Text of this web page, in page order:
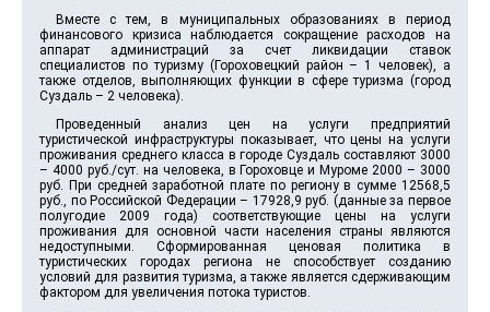
Вместе с тем, в муниципальных образованиях в период
финансового кризиса наблюдается сокращение расходов на
аппарат администраций за счет ликвидации ставок
специалистов по туризму (Гороховецкий район – 1 человек), а
также отделов, выполняющих функции в сфере туризма (город
Суздаль – 2 человека).
Проведенный анализ цен на услуги предприятий
туристической инфраструктуры показывает, что цены на услуги
проживания среднего класса в городе Суздаль составляют 3000
– 4000 руб./сут. на человека, в Гороховце и Муроме 2000 – 3000
руб. При средней заработной плате по региону в сумме 12568,5
руб., по Российской Федерации – 17928,9 руб. (данные за первое
полугодие 2009 года) соответствующие цены на услуги
проживания для основной части населения страны являются
недоступными. Сформированная ценовая политика в
туристических городах региона не способствует созданию
условий для развития туризма, а также является сдерживающим
фактором для увеличения потока туристов.